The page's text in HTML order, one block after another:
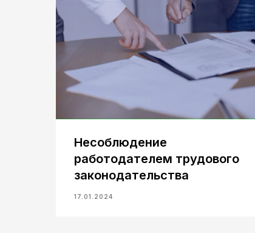
Несоблюдение
работодателем трудового
законодательства
17.01.2024